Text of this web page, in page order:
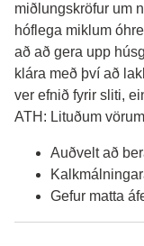
miðlungskröfur um
hóflega miklum
að að gera upp
klára með því að
ver efnið fyrir sliti,
ATH: Lituðum
Auðvelt að
Gefur matta